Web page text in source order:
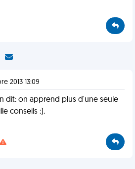
2013 13:09
dit: on apprend plus d'une seule
conseils :).